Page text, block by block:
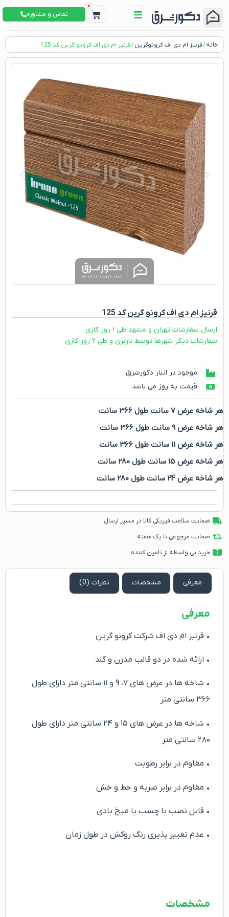
0
تماس و مشاوره
خانه/قرنیز ام دی اف کرونوگرین/ قرنیز ام دی اف کرونو گرین کد 125
قرنیز ام دی اف کرونو گرین کد 125
ارسال سفارشات تهران و مشهد طی ۱ روز کاری
سفارشات دیگر شهرها توسط باربری و طی ۲ روز کاری
موجود در انبار دکورشرق
قیمت به روز می باشد
هر شاخه عرض 7 سانت طول 366 سانت
هر شاخه عرض 9 سانت طول 366 سانت
هر شاخه عرض 11 سانت طول 366 سانت
هر شاخه عرض 15 سانت طول 280 سانت
هر شاخه عرض 24 سانت طول 280 سانت
ضمانت سلامت فیزیکی کالا در مسیر ارسال
ضمانت مرجوعی تا یک هفته
خرید بی واسطه از تامین کننده
معرفی مشخصات نظرات (0)
معرفی
• قرنیز ام دی اف شرکت کرونو گرین
• ارائه شده در دو قالب مدرن و گلد
• شاخه ها در عرض های ۷، ۹ و ۱۱ سانتی متر دارای طول
۳۶۶ سانتی متر
• شاخه ها در عرض های ۱۵ و ۲۴ سانتی متر دارای طول
۲۸۰ سانتی متر
• مقاوم در برابر رطوبت
• مقاوم در برابر ضربه و خط و خش
• قابل نصب با چسب یا میخ بادی
• عدم تغییر پذیری رنگ روکش در طول زمان
مشخصات